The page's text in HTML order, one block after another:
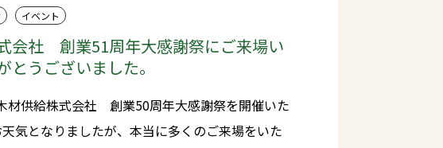
イベント
会社 創業51周年大感謝祭にご来場い
とうございました。
材供給株式会社 創業50周年大感謝祭を開催いた